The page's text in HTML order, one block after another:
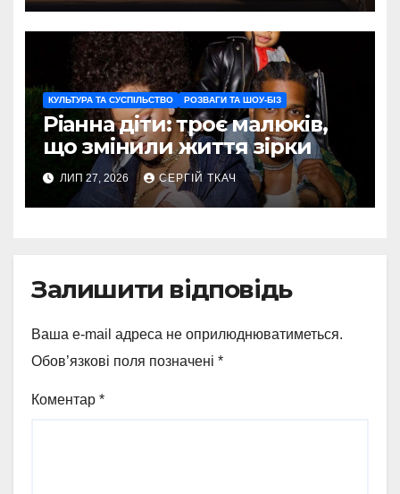
КУЛЬТУРА ТА СУСПІЛЬСТВО РОЗВАГИ ТА ШОУ-БІЗ
Ріанна діти: троє малюків,
що змінили життя зірки
ЛИП 27, 2026 СЕРГІЙ ТКАЧ
Залишити відповідь
Ваша e-mail адреса не оприлюднюватиметься.
Обов’язкові поля позначені *
Коментар *